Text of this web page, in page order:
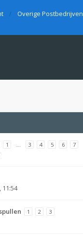
Overige Postbedrijven
1 … 3 4 5 6 7
11:54
1 2 3